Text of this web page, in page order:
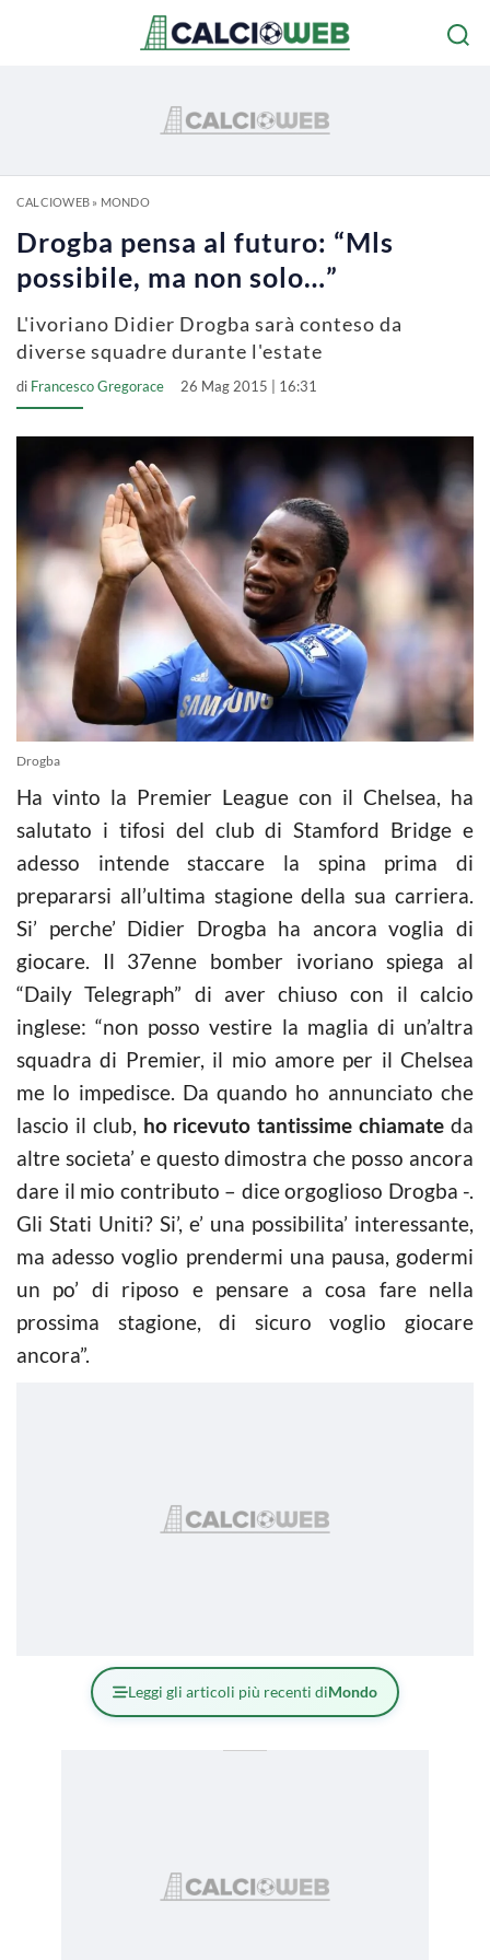
CALCIOWEB» MONDO
Drogba pensa al futuro: “Mls
possibile, ma non solo…”
L'ivoriano Didier Drogba sarà conteso da
diverse squadre durante l'estate
di Francesco Gregorace 26 Mag 2015 | 16:31
Drogba
Ha vinto la Premier League con il Chelsea, ha
salutato i tifosi del club di Stamford Bridge e
adesso intende staccare la spina prima di
prepararsi all’ultima stagione della sua carriera.
Si’ perche’ Didier Drogba ha ancora voglia di
giocare. Il 37enne bomber ivoriano spiega al
“Daily Telegraph” di aver chiuso con il calcio
inglese: “non posso vestire la maglia di un’altra
squadra di Premier, il mio amore per il Chelsea
me lo impedisce. Da quando ho annunciato che
lascio il club, ho ricevuto tantissime chiamate da
altre societa’ e questo dimostra che posso ancora
dare il mio contributo – dice orgoglioso Drogba -.
Gli Stati Uniti? Si’, e’ una possibilita’ interessante,
ma adesso voglio prendermi una pausa, godermi
un po’ di riposo e pensare a cosa fare nella
prossima stagione, di sicuro voglio giocare
ancora”.
Leggi gli articoli più recenti diMondo